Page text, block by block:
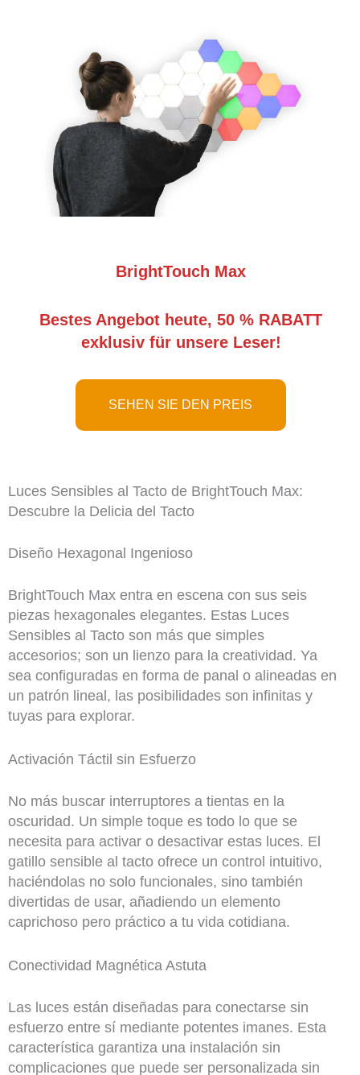
BrightTouch Max
Bestes Angebot heute, 50 % RABATT
exklusiv für unsere Leser!
SEHEN SIE DEN PREIS
Luces Sensibles al Tacto de BrightTouch Max:
Descubre la Delicia del Tacto
Diseño Hexagonal Ingenioso
BrightTouch Max entra en escena con sus seis
piezas hexagonales elegantes. Estas Luces
Sensibles al Tacto son más que simples
accesorios; son un lienzo para la creatividad. Ya
sea configuradas en forma de panal o alineadas en
un patrón lineal, las posibilidades son infinitas y
tuyas para explorar.
Activación Táctil sin Esfuerzo
No más buscar interruptores a tientas en la
oscuridad. Un simple toque es todo lo que se
necesita para activar o desactivar estas luces. El
gatillo sensible al tacto ofrece un control intuitivo,
haciéndolas no solo funcionales, sino también
divertidas de usar, añadiendo un elemento
caprichoso pero práctico a tu vida cotidiana.
Conectividad Magnética Astuta
Las luces están diseñadas para conectarse sin
esfuerzo entre sí mediante potentes imanes. Esta
característica garantiza una instalación sin
complicaciones que puede ser personalizada sin